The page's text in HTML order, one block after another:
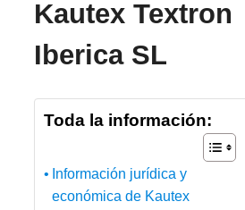
Kautex Textron
Iberica SL
Toda la información:
Información jurídica y
económica de Kautex